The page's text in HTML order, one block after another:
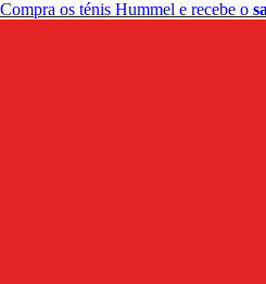
Compra os ténis Hummel e recebe o